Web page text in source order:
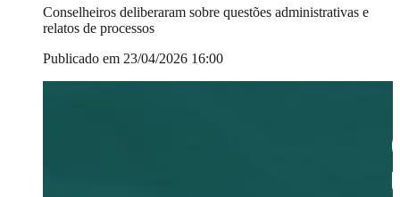
Conselheiros deliberaram sobre questões administrativas e
relatos de processos
Publicado em 23/04/2026 16:00